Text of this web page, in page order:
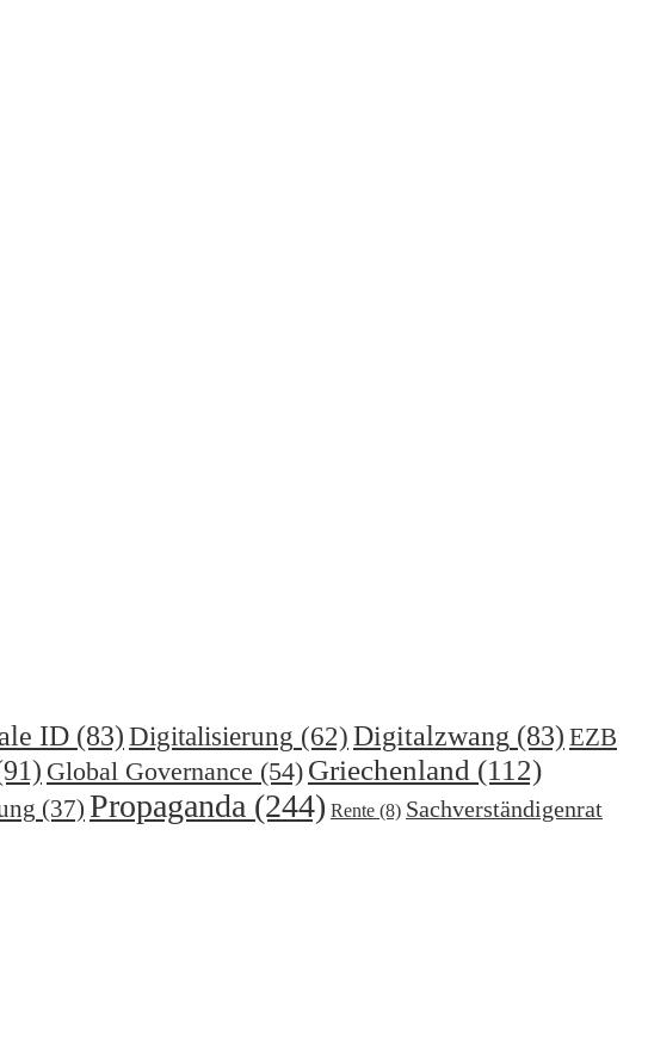
ID (83) Digitalisierung (62) Digitalzwang (83) EZB
Global Governance (54) Griechenland (112)
(37) Propaganda (244) Rente (8) Sachverständigenrat